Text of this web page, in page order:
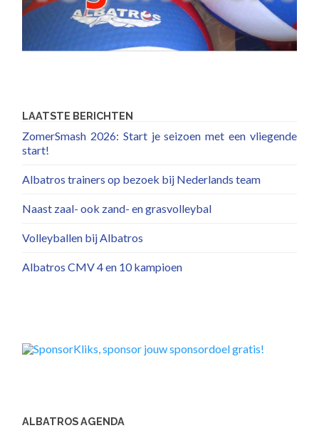
LAATSTE BERICHTEN
ZomerSmash 2026: Start je seizoen met een vliegende
start!
Albatros trainers op bezoek bij Nederlands team
Naast zaal- ook zand- en grasvolleybal
Volleyballen bij Albatros
Albatros CMV 4 en 10 kampioen
ALBATROS AGENDA